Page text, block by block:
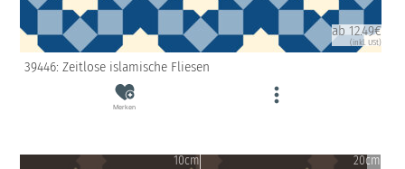
ab 12.49€
(inkl. USt)
39446: Zeitlose islamische Fliesen
Merken
10cm 20cm